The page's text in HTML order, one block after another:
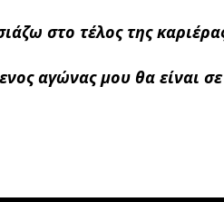
στο τέλος της
αγώνας μου θα είναι